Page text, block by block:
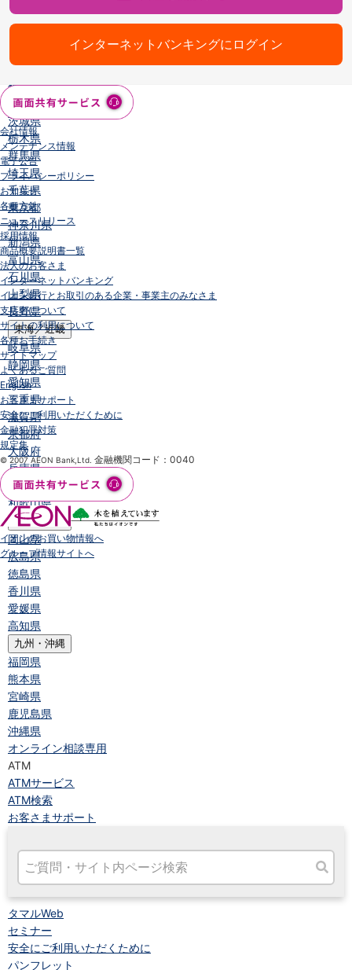
岩手県
宮城県
山形県
福島県
関東／北陸・甲信越
茨城県
栃木県
群馬県
埼玉県
千葉県
東京都
神奈川県
新潟県
富山県
石川県
山梨県
長野県
東海／近畿
岐阜県
静岡県
愛知県
三重県
滋賀県
京都府
大阪府
兵庫県
奈良県
和歌山県
中国／四国
岡山県
広島県
徳島県
香川県
愛媛県
高知県
九州・沖縄
福岡県
熊本県
宮崎県
鹿児島県
沖縄県
オンライン相談専用
ATM
ATMサービス
ATM検索
お客さまサポート
タマルWeb
セミナー
安全にご利用いただくために
パンフレット
インターネットバンキングにログイン
会社情報
メンテナンス情報
電子公告
プライバシーポリシー
お知らせ
各種方針
ニュースリリース
採用情報
商品概要説明書一覧
法人のお客さま
インターネットバンキング
イオン銀行とお取引のある企業・事業主のみなさま
支店名について
サイトの利用について
各種お手続き
サイトマップ
よくあるご質問
English
お客さまサポート
安全にご利用いただくために
金融犯罪対策
規定集
© 2007 AEON Bank,Ltd. 金融機関コード：0040
イオンのお買い物情報へ
グループ情報サイトへ